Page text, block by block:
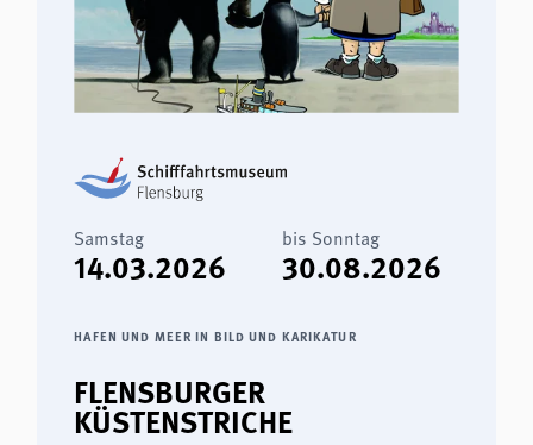
Samstag
14.03.2026
bis Sonntag
30.08.2026
HAFEN UND MEER IN BILD UND KARIKATUR
FLENSBURGER
KÜSTENSTRICHE